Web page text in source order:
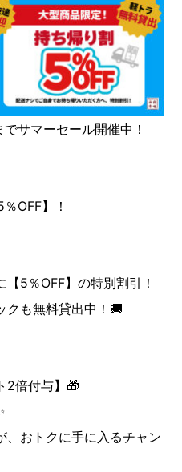
サマーセール開催中！
OFF】！
5％OFF】の特別割引！
クも無料貸出中！🚚
2倍付与】🎁
、おトクに手に入るチャン